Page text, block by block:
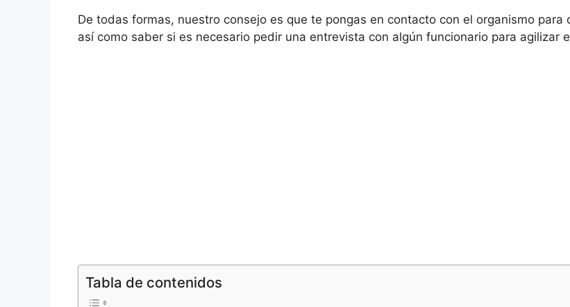
De todas formas, nuestro consejo es que te pongas en contacto con el organismo
así como saber si es necesario pedir una entrevista con algún funcionario para agilizar
Tabla de contenidos